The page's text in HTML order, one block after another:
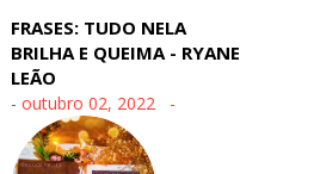
FRASES: TUDO NELA
BRILHA E QUEIMA - RYANE
LEÃO
- outubro 02, 2022